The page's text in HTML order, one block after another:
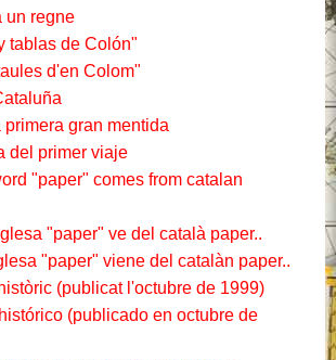
un regne
tablas de Colón"
d'en Colom"
gran mentida
del primer viaje
"paper" comes from catalan
"paper" ve del català paper..
"paper" viene del catalàn paper..
(publicat l'octubre de 1999)
(publicado en octubre de